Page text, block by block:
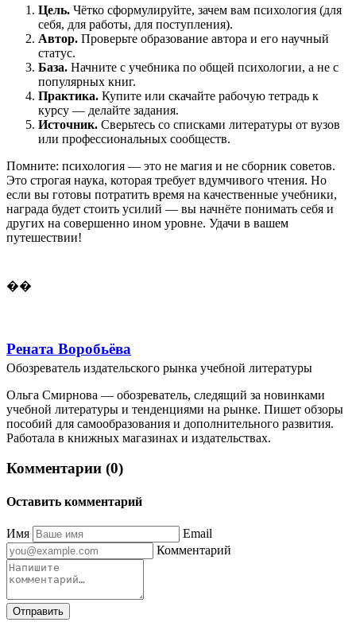
Цель. Чётко сформулируйте, зачем вам психология (для
себя, для работы, для поступления).
Автор. Проверьте образование автора и его научный
статус.
База. Начните с учебника по общей психологии, а не с
популярных книг.
Практика. Купите или скачайте рабочую тетрадь к
курсу — делайте задания.
Источник. Сверьтесь со списками литературы от вузов
или профессиональных сообществ.
Помните: психология — это не магия и не сборник советов.
Это строгая наука, которая требует вдумчивого чтения. Но
если вы готовы потратить время на качественные учебники,
награда будет стоить усилий — вы начнёте понимать себя и
других на совершенно ином уровне. Удачи в вашем
путешествии!
��
Рената Воробьёва
Обозреватель издательского рынка учебной литературы
Ольга Смирнова — обозреватель, следящий за новинками
учебной литературы и тенденциями на рынке. Пишет обзоры
пособий для самообразования и дополнительного развития.
Работала в книжных магазинах и издательствах.
Комментарии (0)
Оставить комментарий
Имя
Email
Комментарий
Отправить